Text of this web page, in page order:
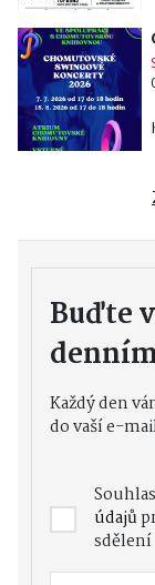
Buďte
Každý den
do vaší e-
údajů
sdělení